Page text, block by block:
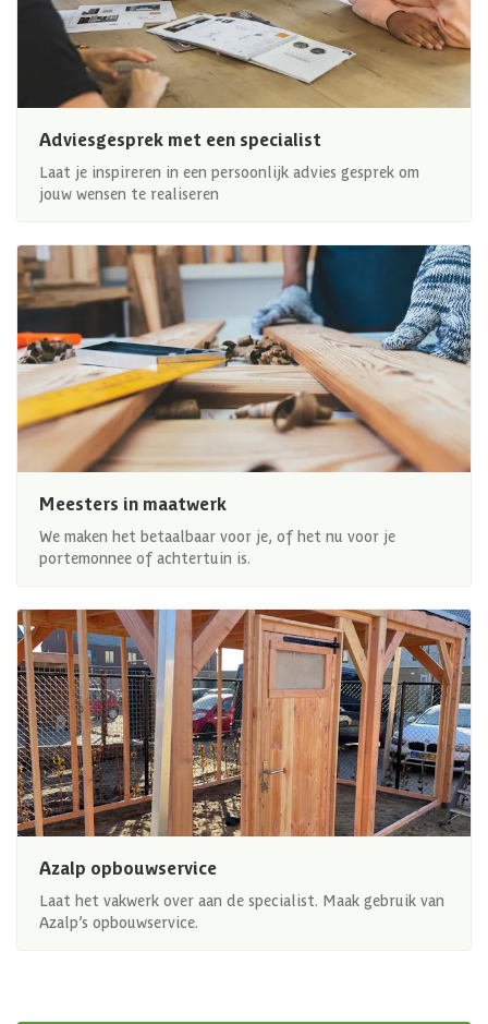
Adviesgesprek met een specialist
Laat je inspireren in een persoonlijk advies gesprek om
jouw wensen te realiseren
Meesters in maatwerk
We maken het betaalbaar voor je, of het nu voor je
portemonnee of achtertuin is.
Azalp opbouwservice
Laat het vakwerk over aan de specialist. Maak gebruik van
Azalp’s opbouwservice.